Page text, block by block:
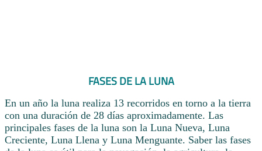
FASES DE LA LUNA
En un año la luna realiza 13 recorridos en torno a la tierra
con una duración de 28 días aproximadamente. Las
principales fases de la luna son la Luna Nueva, Luna
Creciente, Luna Llena y Luna Menguante. Saber las fases